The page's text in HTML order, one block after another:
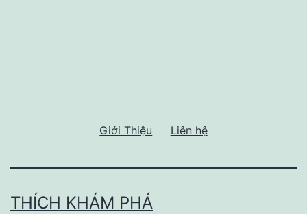
Giới Thiệu Liên hệ
THÍCH KHÁM PHÁ